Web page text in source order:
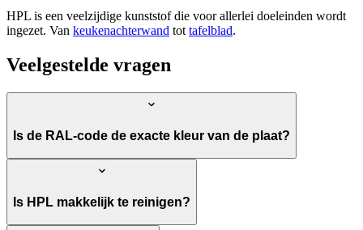
HPL is een veelzijdige kunststof die voor allerlei doeleinden wordt
ingezet. Van keukenachterwand tot tafelblad.
Veelgestelde vragen
Is de RAL-code de exacte kleur van de plaat?
Is HPL makkelijk te reinigen?